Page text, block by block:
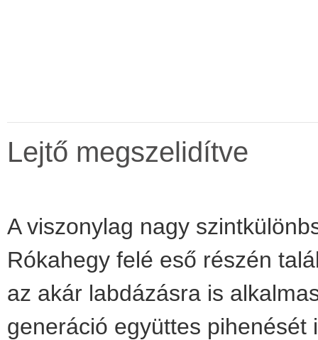
Lejtő megszelidítve
A viszonylag nagy
Rókahegy felé eső részén
az akár labdázásra is
generáció együttes pihenését